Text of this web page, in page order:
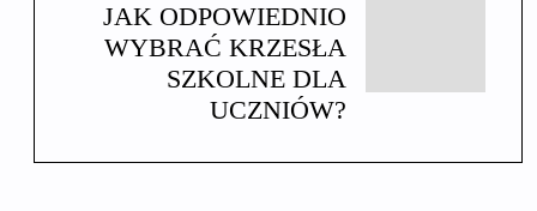
JAK ODPOWIEDNIO
WYBRAĆ KRZESŁA
SZKOLNE DLA
UCZNIÓW?